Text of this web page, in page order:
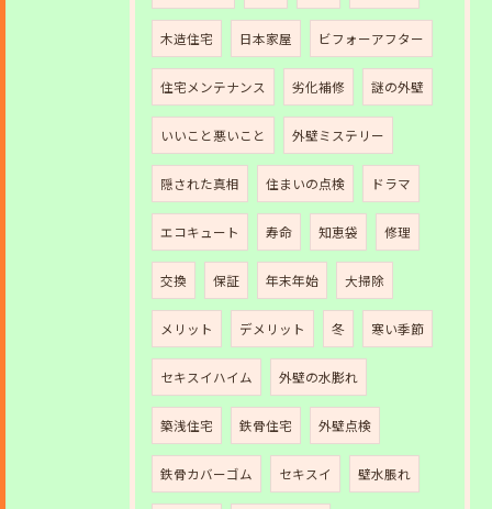
木造住宅 日本家屋 ビフォーアフター
住宅メンテナンス 劣化補修 謎の外壁
いいこと悪いこと 外壁ミステリー
隠された真相 住まいの点検 ドラマ
エコキュート 寿命 知恵袋 修理
交換 保証 年末年始 大掃除
メリット デメリット 冬 寒い季節
セキスイハイム 外壁の水膨れ
築浅住宅 鉄骨住宅 外壁点検
鉄骨カバーゴム セキスイ 壁水脹れ